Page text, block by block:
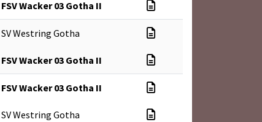
FSV Wacker 03 Gotha II
SV Westring Gotha
FSV Wacker 03 Gotha II
FSV Wacker 03 Gotha II
SV Westring Gotha